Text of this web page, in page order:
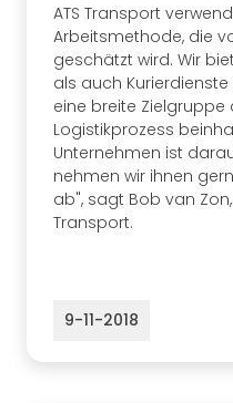
ATS Transport
Arbeitsmethode, die
geschätzt wird. Wir
als auch
eine breite Zielgruppe
Logistikprozess
Unternehmen ist
nehmen wir ihnen
ab", sagt Bob van
Transport.
9-11-2018